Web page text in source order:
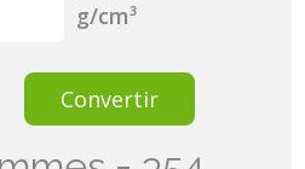
g/cm³
Convertir